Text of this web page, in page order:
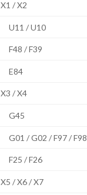
X1 / X2
U11 / U10
F48 / F39
E84
X3 / X4
G45
G01 / G02 / F97 / F98
F25 / F26
X5 / X6 / X7